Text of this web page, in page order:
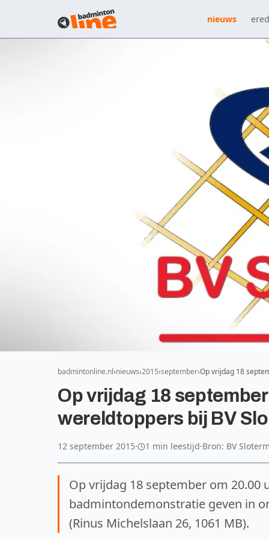
nieuws
badmintonline.nl nieuws 2015 september Op vrijdag 18
Op vrijdag 18
wereldtoppers bij BV
12 september 2015· 1 min leestijd·Bron: BV
Op vrijdag 18 september om 20.00
badmintondemonstratie geven in
(Rinus Michelslaan 26, 1061 MB).